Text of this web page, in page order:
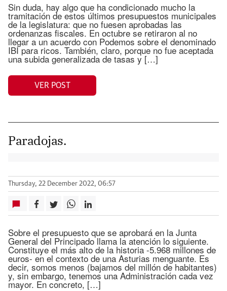
Sin duda, hay algo que ha condicionado mucho la
tramitación de estos últimos presupuestos municipales
de la legislatura: que no fuesen aprobadas las
ordenanzas fiscales. En octubre se retiraron al no
llegar a un acuerdo con Podemos sobre el denominado
IBI para ricos. También, claro, porque no fue aceptada
una subida generalizada de tasas y […]
VER POST
Paradojas.
Thursday, 22 December 2022, 06:57
Sobre el presupuesto que se aprobará en la Junta
General del Principado llama la atención lo siguiente.
Constituye el más alto de la historia -5.968 millones de
euros- en el contexto de una Asturias menguante. Es
decir, somos menos (bajamos del millón de habitantes)
y, sin embargo, tenemos una Administración cada vez
mayor. En concreto, […]